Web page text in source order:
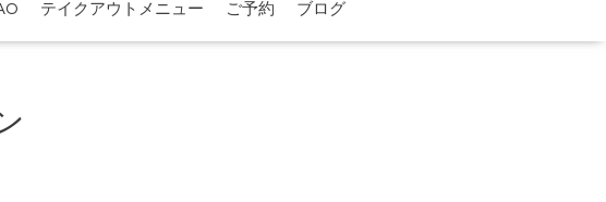
テイクアウトメニュー ご予約 ブログ